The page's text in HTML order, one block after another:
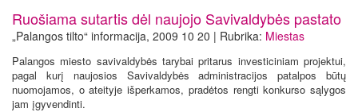
Ruošiama sutartis dėl naujojo Savivaldybės pastato
„Palangos tilto“ informacija, 2009 10 20 | Rubrika: Miestas
Palangos miesto savivaldybės tarybai pritarus investiciniam projektui,
pagal kurį naujosios Savivaldybės administracijos patalpos būtų
nuomojamos, o ateityje išperkamos, pradėtos rengti konkurso sąlygos
jam įgyvendinti.